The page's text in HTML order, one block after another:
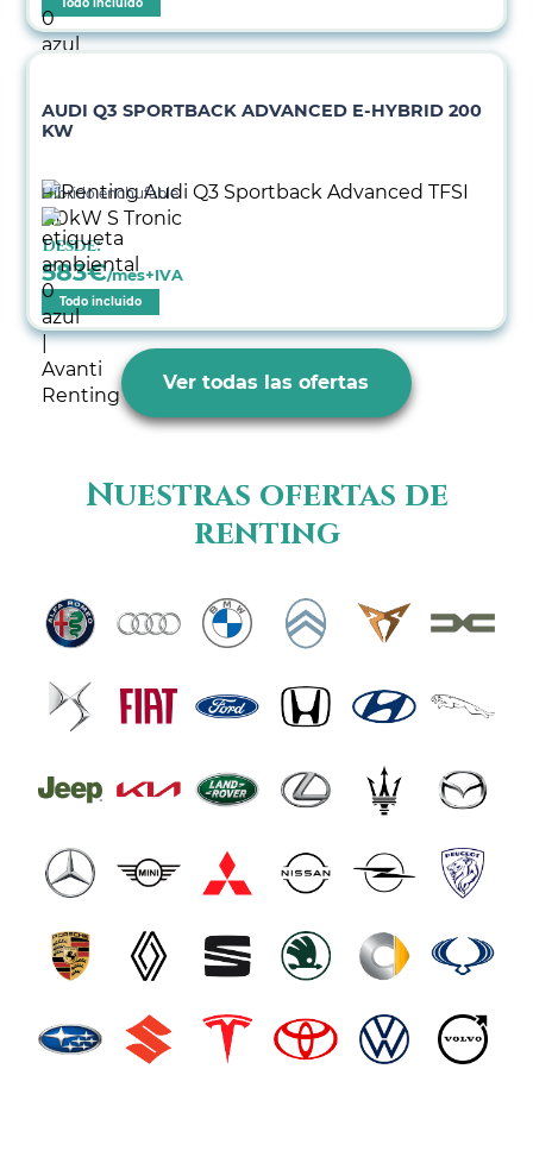
Todo incluido
AUDI Q3 SPORTBACK ADVANCED E-HYBRID 200
KW
Híbrido enchufable
Desde:
583€/mes+IVA
Todo incluido
Ver todas las ofertas
Nuestras ofertas de
renting